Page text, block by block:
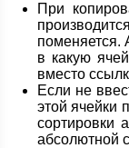
При
поменяется.
в какую
вместо
Если не
этой ячейки
сортировки
абсолютной